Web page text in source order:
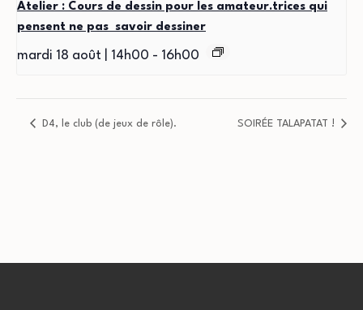
Atelier : Cours de dessin pour les amateur.trices qui
pensent ne pas savoir dessiner
mardi 18 août | 14h00 - 16h00
D4, le club (de jeux de rôle). SOIRÉE TALAPATAT !